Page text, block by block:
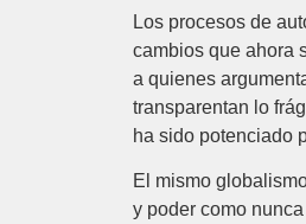
Los procesos de
cambios que ahora
a quienes
transparentan lo
ha sido potenciado
El mismo
y poder como